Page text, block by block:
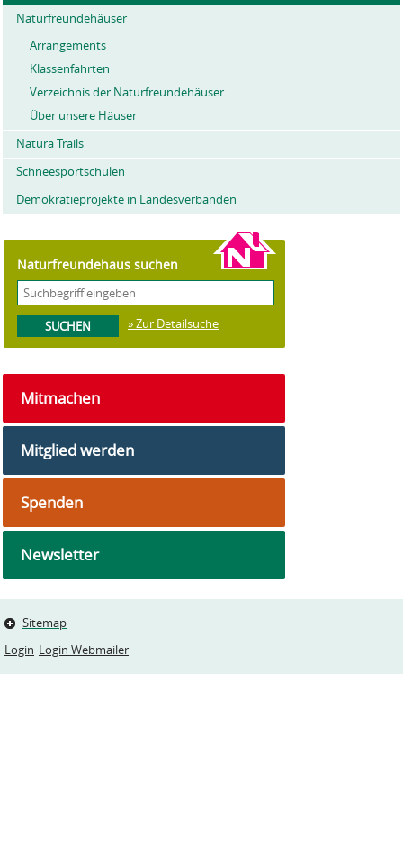
Naturfreundehäuser
Arrangements
Klassenfahrten
Verzeichnis der Naturfreundehäuser
Über unsere Häuser
Natura Trails
Schneesportschulen
Demokratieprojekte in Landesverbänden
Naturfreundehaus suchen
» Zur Detailsuche
Mitmachen
Mitglied werden
Spenden
Newsletter
Sitemap
Login Login Webmailer